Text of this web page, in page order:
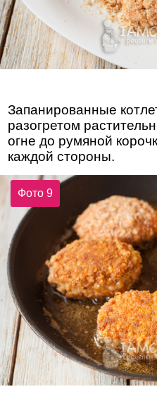
Запанированные
разогретом
огне до румяной
каждой стороны.
Фото 9